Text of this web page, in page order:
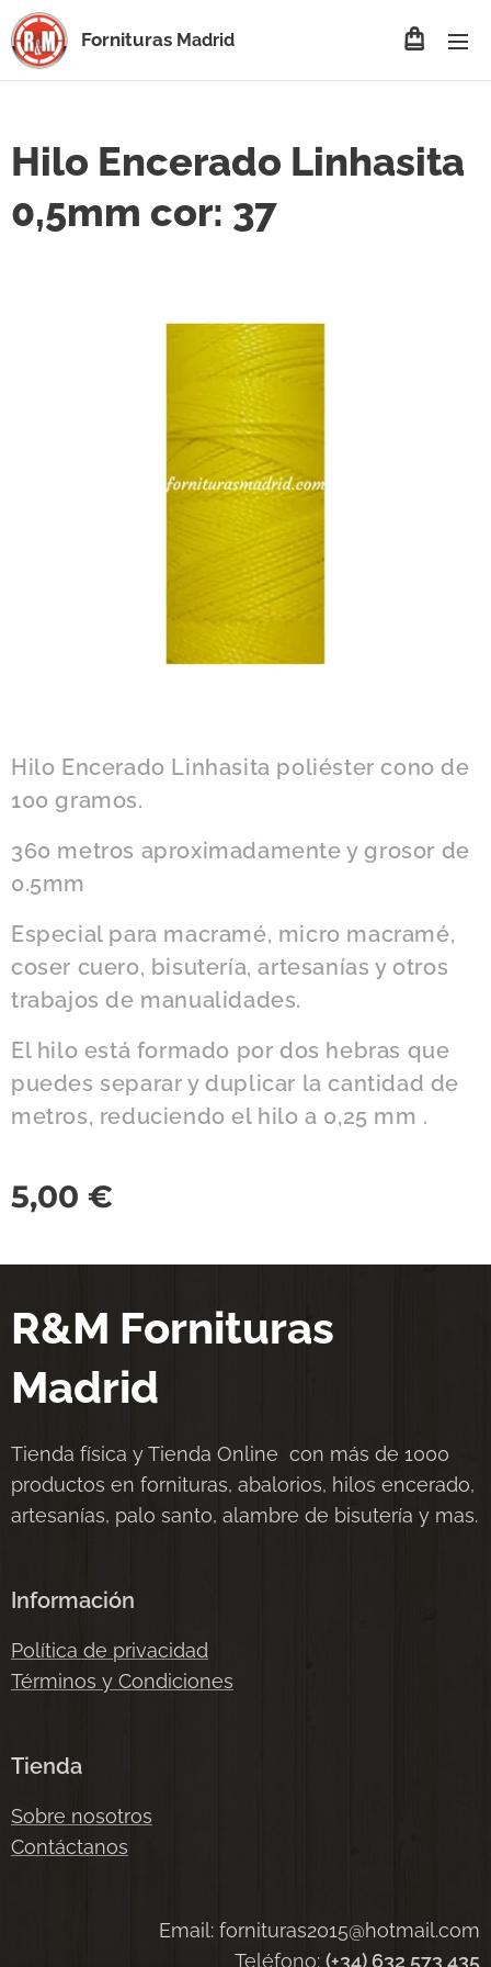
Fornituras Madrid
Hilo Encerado Linhasita
0,5mm cor: 37
Hilo Encerado Linhasita poliéster cono de
100 gramos.
360 metros aproximadamente y grosor de
0.5mm
Especial para macramé, micro macramé,
coser cuero, bisutería, artesanías y otros
trabajos de manualidades.
El hilo está formado por dos hebras que
puedes separar y duplicar la cantidad de
metros, reduciendo el hilo a 0,25 mm .
5,00 €
R&M Fornituras
Madrid
Tienda física y Tienda Online con más de 1000
productos en fornituras, abalorios, hilos encerado,
artesanías, palo santo, alambre de bisutería y mas.
Información
Política de privacidad
Términos y Condiciones
Tienda
Sobre nosotros
Contáctanos
Email: fornituras2015@hotmail.com
Teléfono: (+34) 632 573 435